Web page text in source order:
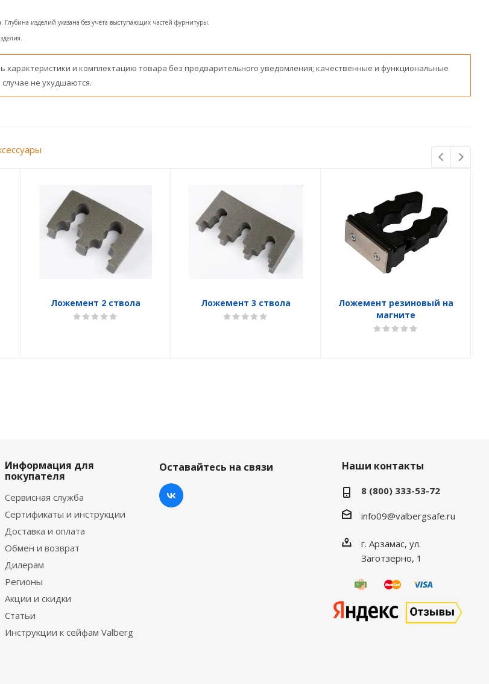
изделий указана без учёта выступающих частей фурнитуры.
характеристики и комплектацию товара без предварительного уведомления; качественные и функциональные
не ухудшаются.
Ложемент 2 ствола Ложемент 3 ствола
Ложемент резиновый на
магните
Информация для
покупателя
Сервисная служба
Сертификаты и инструкции
Доставка и оплата
Обмен и возврат
Дилерам
Регионы
Акции и скидки
Статьи
Инструкции к сейфам Valberg
Оставайтесь на связи Наши контакты
8 (800) 333-53-72
info09@valbergsafe.ru
г. Арзамас, ул.
Заготзерно, 1